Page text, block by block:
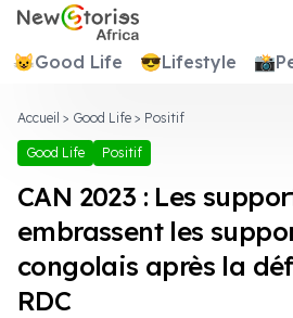
Newstories Africa
😺Good Life 😎Lifestyle 📸
Accueil > Good Life > Positif
Good Life Positif
CAN 2023 : Les
embrassent les
congolais après la
RDC